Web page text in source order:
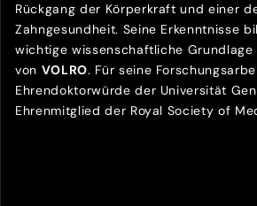
Rückgang der Körperkraft und einer
Zahngesundheit. Seine Erkenntnisse
wichtige wissenschaftliche
von VOLRO. Für seine
Ehrendoktorwürde der Universität
Ehrenmitglied der Royal Society of